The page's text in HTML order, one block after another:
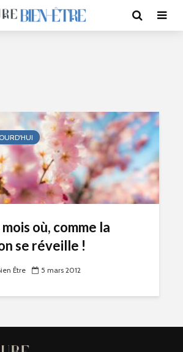
où, comme la
se réveille !
Être 5 mars 2012